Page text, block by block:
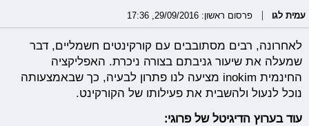
עמית לגו פרסום ראשון: 29/09/2016, 17:36
לאחרונה, רבים מסתובבים עם קורקינטים חשמליים, דבר
שמעלה את שיעור גניבתם בצורה ניכרת. האפליקציה
החינמית inokim מציעה לנו פתרון לבעיה, כך שבאמצעותה
נוכל לנעול ולהשבית את פעילותו של הקורקינט.
עוד בערוץ הדיגיטל של פרוגי: